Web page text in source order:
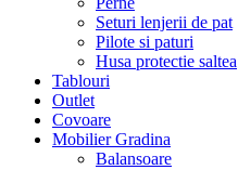
Seturi lenjerii de pat
Pilote si paturi
Husa protectie saltea
Tablouri
Outlet
Covoare
Mobilier Gradina
Balansoare